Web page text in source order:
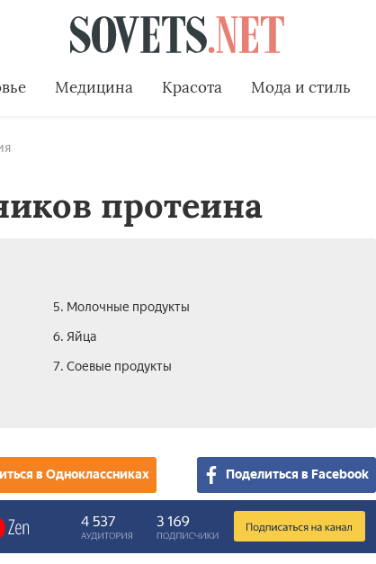
Медицина Красота Мода и стиль
протеина
5. Молочные продукты
6. Яйца
7. Соевые продукты
в Одноклассниках Поделиться в Facebook